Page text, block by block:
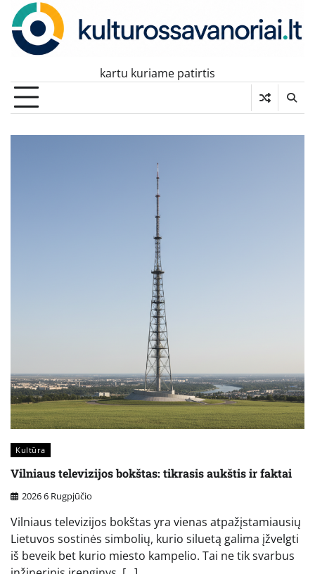
Skip
content
kartu kuriame patirtis
Kultūra
Vilniaus televizijos bokštas: tikrasis aukštis ir faktai
2026 6 Rugpjūčio
Vilniaus televizijos bokštas yra vienas atpažįstamiausių
Lietuvos sostinės simbolių, kurio siluetą galima įžvelgti
iš beveik bet kurio miesto kampelio. Tai ne tik svarbus